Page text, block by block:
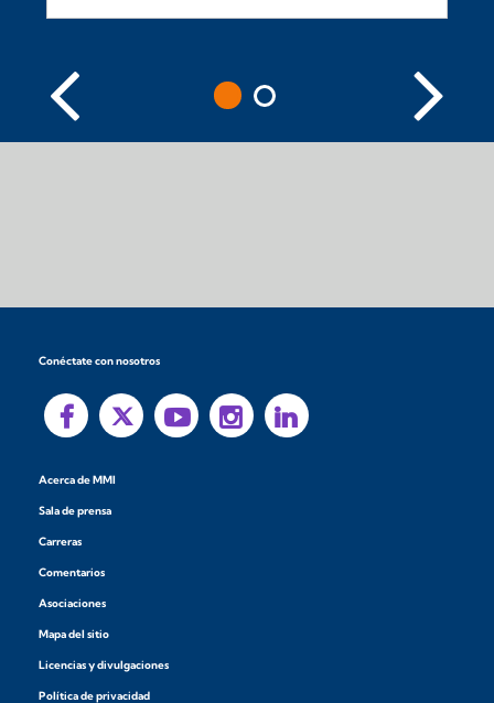
Conéctate con nosotros
Acerca de MMI
Sala de prensa
Carreras
Comentarios
Asociaciones
Mapa del sitio
Licencias y divulgaciones
Política de privacidad